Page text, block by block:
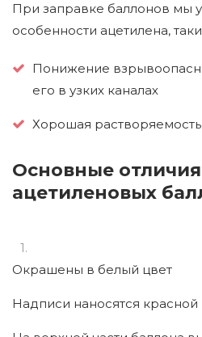
При заправке баллонов мы
особенности ацетилена,
Понижение
его в узких каналах
Хорошая
Основные отличия
ацетиленовых
Окрашены в белый цвет
Надписи наносятся красной